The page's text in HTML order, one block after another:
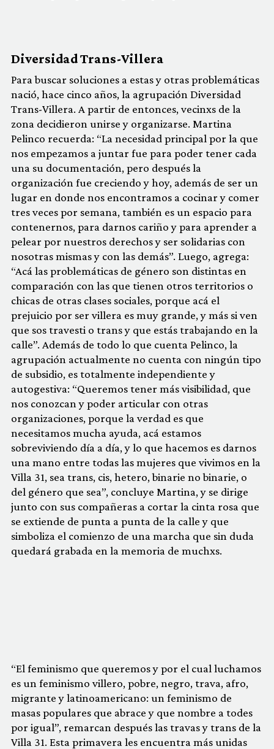
Diversidad Trans-Villera
Para buscar soluciones a estas y otras problemáticas
nació, hace cinco años, la agrupación Diversidad
Trans-Villera. A partir de entonces, vecinxs de la
zona decidieron unirse y organizarse. Martina
Pelinco recuerda: “La necesidad principal por la que
nos empezamos a juntar fue para poder tener cada
una su documentación, pero después la
organización fue creciendo y hoy, además de ser un
lugar en donde nos encontramos a cocinar y comer
tres veces por semana, también es un espacio para
contenernos, para darnos cariño y para aprender a
pelear por nuestros derechos y ser solidarias con
nosotras mismas y con las demás”. Luego, agrega:
“Acá las problemáticas de género son distintas en
comparación con las que tienen otros territorios o
chicas de otras clases sociales, porque acá el
prejuicio por ser villera es muy grande, y más si ven
que sos travesti o trans y que estás trabajando en la
calle”. Además de todo lo que cuenta Pelinco, la
agrupación actualmente no cuenta con ningún tipo
de subsidio, es totalmente independiente y
autogestiva: “Queremos tener más visibilidad, que
nos conozcan y poder articular con otras
organizaciones, porque la verdad es que
necesitamos mucha ayuda, acá estamos
sobreviviendo día a día, y lo que hacemos es darnos
una mano entre todas las mujeres que vivimos en la
Villa 31, sea trans, cis, hetero, binarie no binarie, o
del género que sea”, concluye Martina, y se dirige
junto con sus compañeras a cortar la cinta rosa que
se extiende de punta a punta de la calle y que
simboliza el comienzo de una marcha que sin duda
quedará grabada en la memoria de muchxs.
“El feminismo que queremos y por el cual luchamos
es un feminismo villero, pobre, negro, trava, afro,
migrante y latinoamericano: un feminismo de
masas populares que abrace y que nombre a todes
por igual”, remarcan después las travas y trans de la
Villa 31. Esta primavera les encuentra más unidas